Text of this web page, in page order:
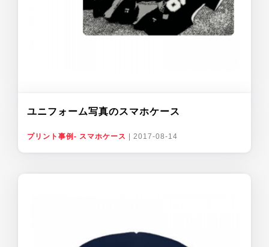
ユニフォーム写真のスマホケース
プリント事例- スマホケース 2017-08-14